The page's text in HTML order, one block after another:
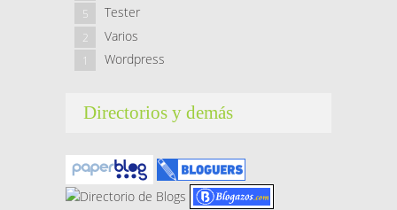
Tester
5
Varios
2
Wordpress
1
Directorios y demás